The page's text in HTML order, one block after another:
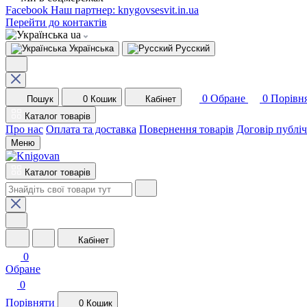
Facebook Наш партнер: knygovsesvit.in.ua
Перейти до контактів
ua
Українська Русский
Пошук 0 Кошик Кабінет 0 Обране 0
Каталог товарів
Про нас Оплата та доставка Повернення товарів Договір
Меню
Каталог товарів
Кабінет
0
Обране
0
Порівняти
0 Кошик